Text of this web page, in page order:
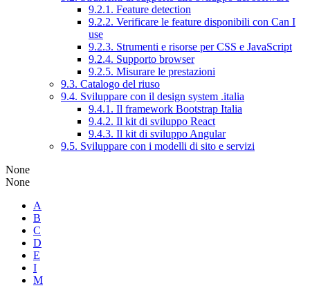
9.2.1. Feature detection
9.2.2. Verificare le feature disponibili con Can I
use
9.2.3. Strumenti e risorse per CSS e JavaScript
9.2.4. Supporto browser
9.2.5. Misurare le prestazioni
9.3. Catalogo del riuso
9.4. Sviluppare con il design system .italia
9.4.1. Il framework Bootstrap Italia
9.4.2. Il kit di sviluppo React
9.4.3. Il kit di sviluppo Angular
9.5. Sviluppare con i modelli di sito e servizi
None
None
A
B
C
D
E
I
M